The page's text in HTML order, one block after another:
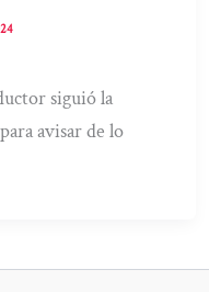
siguió la
avisar de lo